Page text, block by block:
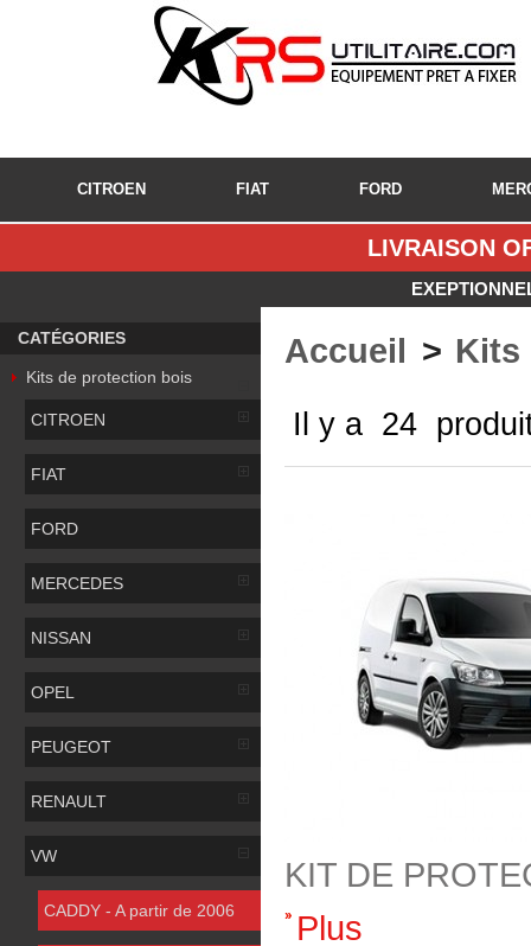
CITROEN FIAT FORD
LIVRAISON
CATÉGORIES
Kits de protection bois
CITROEN
FIAT
FORD
MERCEDES
NISSAN
OPEL
PEUGEOT
RENAULT
VW
CADDY - A partir de 2006
Accueil > Kits
Il y a 24
KIT DE
Plus